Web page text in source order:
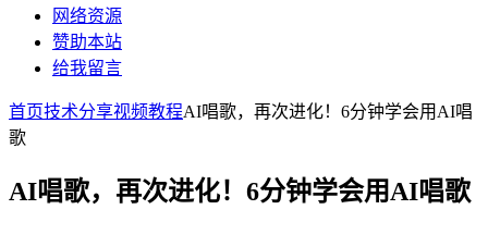
网络资源
赞助本站
给我留言
首页技术分享视频教程AI唱歌，再次进化！6分钟学会用AI唱
歌
AI唱歌，再次进化！6分钟学会用AI唱歌